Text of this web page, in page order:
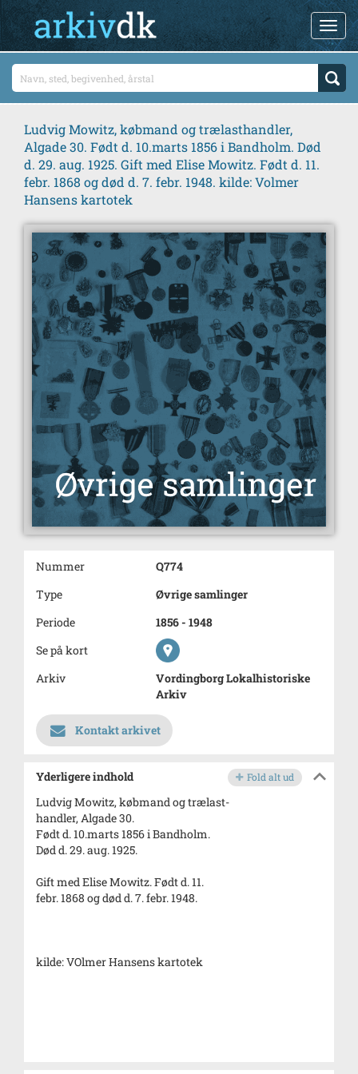
Ludvig Mowitz, købmand og trælasthandler,
Algade 30. Født d. 10.marts 1856 i Bandholm. Død
d. 29. aug. 1925. Gift med Elise Mowitz. Født d. 11.
febr. 1868 og død d. 7. febr. 1948. kilde: Volmer
Hansens kartotek
Nummer
Q774
Type
Øvrige samlinger
Periode
1856 - 1948
Se på kort
Arkiv
Vordingborg Lokalhistoriske
Arkiv
Kontakt arkivet
Yderligere indhold Fold alt ud
Ludvig Mowitz, købmand og trælast-
handler, Algade 30.
Født d. 10.marts 1856 i Bandholm.
Død d. 29. aug. 1925.
Gift med Elise Mowitz. Født d. 11.
febr. 1868 og død d. 7. febr. 1948.
kilde: VOlmer Hansens kartotek